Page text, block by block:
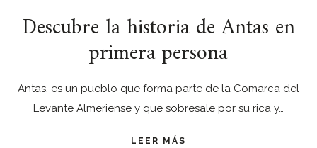
Descubre la historia de Antas en
primera persona
Antas, es un pueblo que forma parte de la Comarca del
Levante Almeriense y que sobresale por su rica y…
LEER MÁS